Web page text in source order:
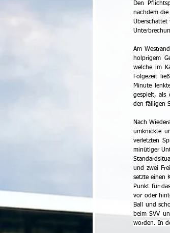
Den
nachdem
Überschattet
Am
holprigem
welche im
Folgezeit
Minute
gespielt, als
den fälligen
Nach
umknickte
verletzten
minütiger
und zwei
setzte einen
Punkt für
vor oder
Ball und
beim SVV
worden. In